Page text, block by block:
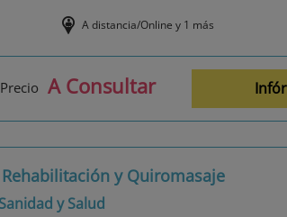
A distancia/Online y 1 más
Precio A Consultar
y Quiromasaje
y Salud